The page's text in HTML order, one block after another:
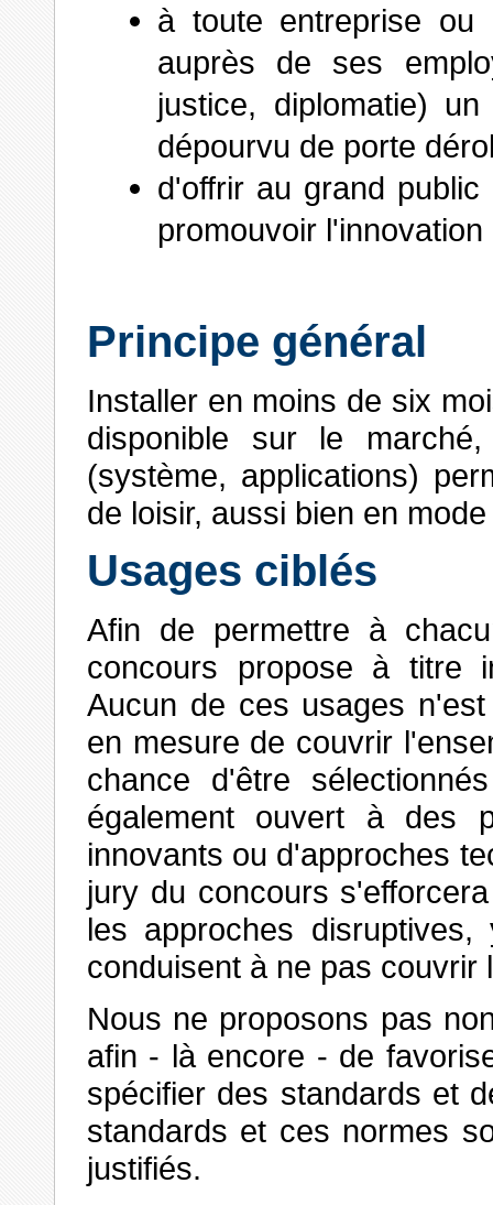
à toute entreprise ou
auprès de ses
justice, diplomatie)
dépourvu de porte
d'offrir au grand
promouvoir
Principe général
Installer en moins de six
disponible sur le
(système, applications)
de loisir, aussi bien en
Usages ciblés
Afin de permettre à
concours propose à titre
Aucun de ces usages
en mesure de couvrir
chance d'être
également ouvert à des
innovants ou d'approches
jury du concours
les approches
conduisent à ne pas
Nous ne proposons pas
afin - là encore - de
spécifier des standards et
standards et ces normes
justifiés.